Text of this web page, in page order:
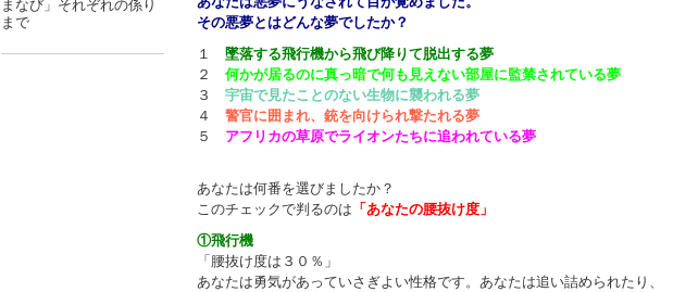
まなび」それぞれの係り
まで
その悪夢とはどんな夢でしたか？
１ 墜落する飛行機から飛び降りて脱出する夢
２ 何かが居るのに真っ暗で何も見えない部屋に監禁されている夢
３ 宇宙で見たことのない生物に襲われる夢
４ 警官に囲まれ、銃を向けられ撃たれる夢
５ アフリカの草原でライオンたちに追われている夢
あなたは何番を選びましたか？
このチェックで判るのは 「あなたの腰抜け度」
①飛行機
「腰抜け度は３０％」
あなたは勇気があっていさぎよい性格です。あなたは追い詰められたり、